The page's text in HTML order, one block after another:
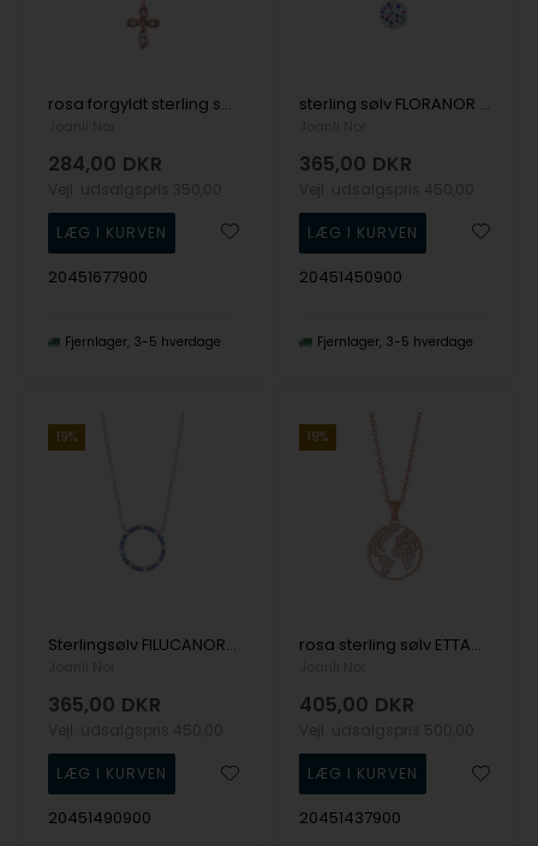
rosa forgyldt sterling sølv HOLLYNOR halskæde. Kors halskæde med smukke hvide zirkonia fra Joanli Nor
284,00 DKR
20451677900
Fjernlager 3-5 hverdage
sterling sølv FLORANOR Vedhæng med kæde Rustikt vedhæng med glitrende farvede sten fra Joanli Nor
365,00 DKR
20451450900
Fjernlager 3-5 hverdage
19%
Sterlingsølv FILUCANOR halskæde, 14 mm cirkel med farvede zirkonia fra Joanli Nor
365,00 DKR
20451490900
19%
rosa sterling sølv ETTANOR Vedhæng med kæde og jorden i zirkonia - SOM SET PÅ TV2 fra Joanli Nor
405,00 DKR
20451437900